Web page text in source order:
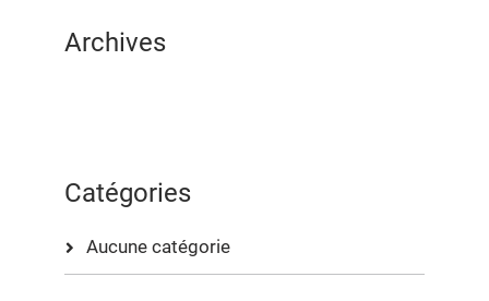
Archives
Catégories
Aucune catégorie